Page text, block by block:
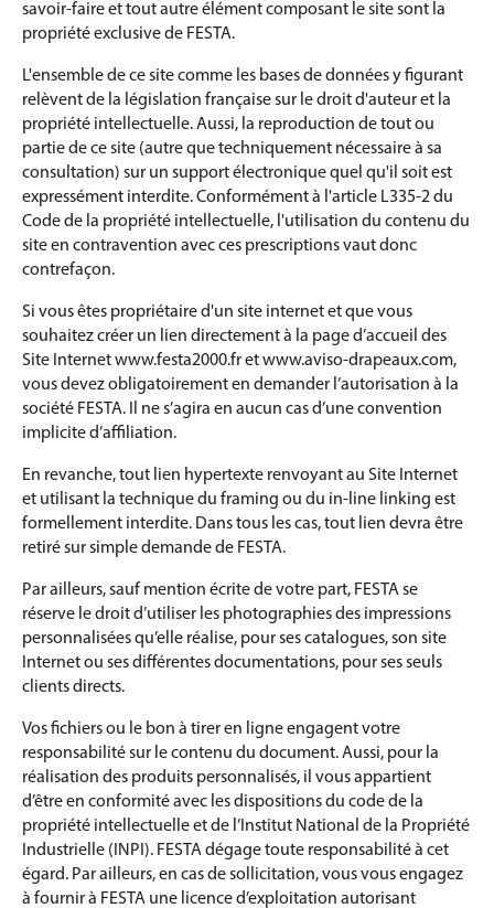
savoir-faire et tout autre élément composant le site sont la
propriété exclusive de FESTA.
L'ensemble de ce site comme les bases de données y figurant
relèvent de la législation française sur le droit d'auteur et la
propriété intellectuelle. Aussi, la reproduction de tout ou
partie de ce site (autre que techniquement nécessaire à sa
consultation) sur un support électronique quel qu'il soit est
expressément interdite. Conformément à l'article L335-2 du
Code de la propriété intellectuelle, l'utilisation du contenu du
site en contravention avec ces prescriptions vaut donc
contrefaçon.
Si vous êtes propriétaire d'un site internet et que vous
souhaitez créer un lien directement à la page d’accueil des
Site Internet www.festa2000.fr et www.aviso-drapeaux.com,
vous devez obligatoirement en demander l’autorisation à la
société FESTA. Il ne s’agira en aucun cas d’une convention
implicite d’affiliation.
En revanche, tout lien hypertexte renvoyant au Site Internet
et utilisant la technique du framing ou du in-line linking est
formellement interdite. Dans tous les cas, tout lien devra être
retiré sur simple demande de FESTA.
Par ailleurs, sauf mention écrite de votre part, FESTA se
réserve le droit d’utiliser les photographies des impressions
personnalisées qu’elle réalise, pour ses catalogues, son site
Internet ou ses différentes documentations, pour ses seuls
clients directs.
Vos fichiers ou le bon à tirer en ligne engagent votre
responsabilité sur le contenu du document. Aussi, pour la
réalisation des produits personnalisés, il vous appartient
d’être en conformité avec les dispositions du code de la
propriété intellectuelle et de l’Institut National de la Propriété
Industrielle (INPI). FESTA dégage toute responsabilité à cet
égard. Par ailleurs, en cas de sollicitation, vous vous engagez
à fournir à FESTA une licence d’exploitation autorisant